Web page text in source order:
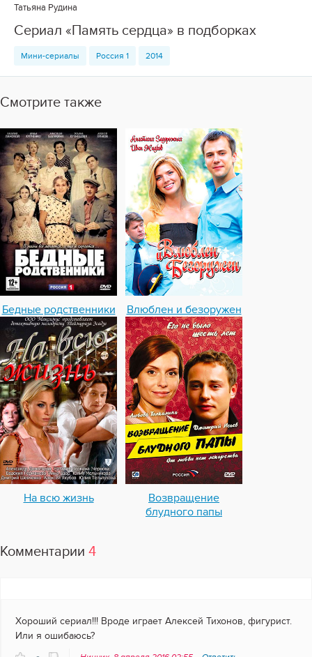
Татьяна Рудина
Сериал «Память сердца» в подборках
Мини-сериалы Россия 1 2014
Смотрите также
Бедные родственники Влюблен и безоружен
На всю жизнь
Возвращение
блудного папы
Комментарии 4
Хороший сериал!!! Вроде играет Алексей Тихонов, фигурист.
Или я ошибаюсь?